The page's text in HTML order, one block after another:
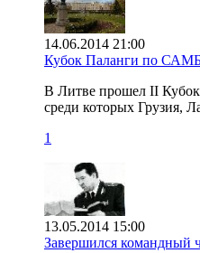
14.06.2014 21:00
Кубок Паланги по
В Литве прошел II
среди которых Грузия,
1
13.05.2014 15:00
Завершился